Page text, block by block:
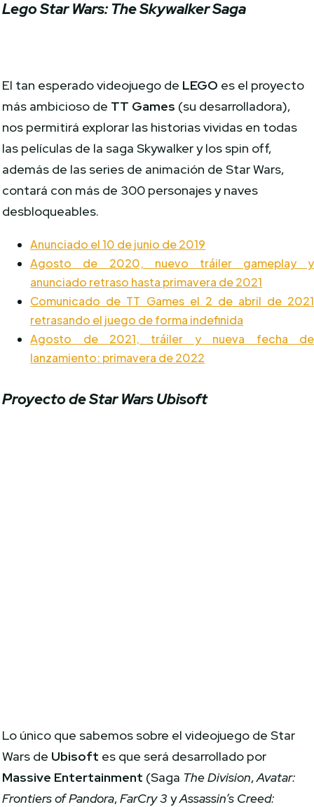
Lego Star Wars: The Skywalker Saga
El tan esperado videojuego de LEGO es el proyecto
más ambicioso de TT Games (su desarrolladora),
nos permitirá explorar las historias vividas en todas
las películas de la saga Skywalker y los spin off,
además de las series de animación de Star Wars,
contará con más de 300 personajes y naves
desbloqueables.
Anunciado el 10 de junio de 2019
Agosto de 2020, nuevo tráiler gameplay y
anunciado retraso hasta primavera de 2021
Comunicado de TT Games el 2 de abril de 2021
retrasando el juego de forma indefinida
Agosto de 2021, tráiler y nueva fecha de
lanzamiento: primavera de 2022
Proyecto de Star Wars Ubisoft
Lo único que sabemos sobre el videojuego de Star
Wars de Ubisoft es que será desarrollado por
Massive Entertainment (Saga The Division,Avatar:
Frontiers of Pandora,FarCry 3 yAssassin’s Creed: